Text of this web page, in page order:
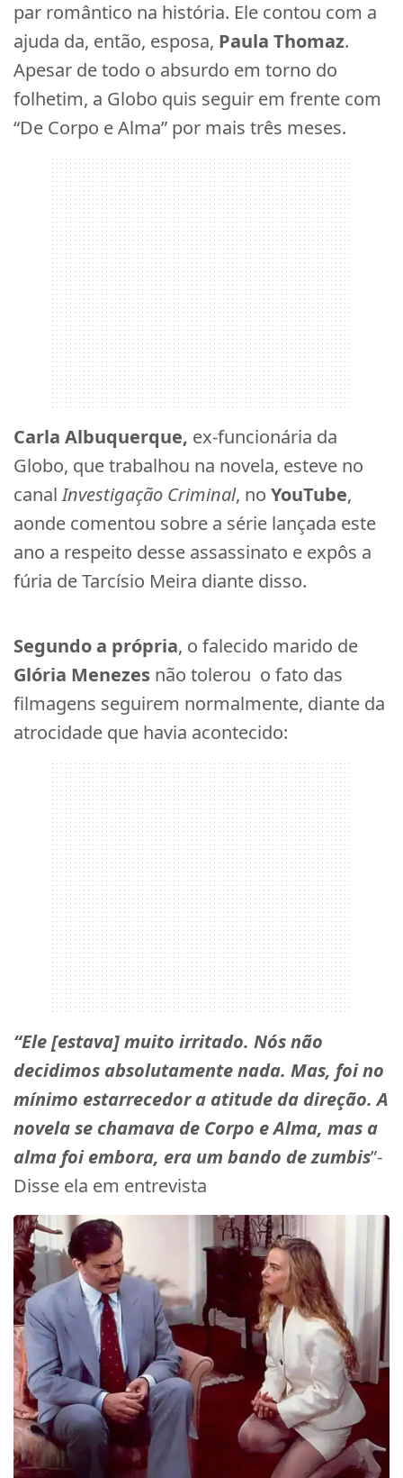
par romântico na história. Ele contou com a
ajuda da, então, esposa, Paula Thomaz.
Apesar de todo o absurdo em torno do
folhetim, a Globo quis seguir em frente com
“De Corpo e Alma” por mais três meses.
Carla Albuquerque, ex-funcionária da
Globo, que trabalhou na novela, esteve no
canalInvestigação Criminal, no YouTube,
aonde comentou sobre a série lançada este
ano a respeito desse assassinato e expôs a
fúria de Tarcísio Meira diante disso.
Segundo a própria, o falecido marido de
Glória Menezes não tolerou o fato das
filmagens seguirem normalmente, diante da
atrocidade que havia acontecido:
“Ele [estava] muito irritado. Nós não
decidimos absolutamente nada. Mas, foi no
mínimo estarrecedor a atitude da direção. A
novela se chamava de Corpo e Alma, mas a
alma foi embora, era um bando de zumbis”-
Disse ela em entrevista